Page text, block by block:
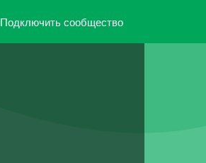
Подключить сообщество